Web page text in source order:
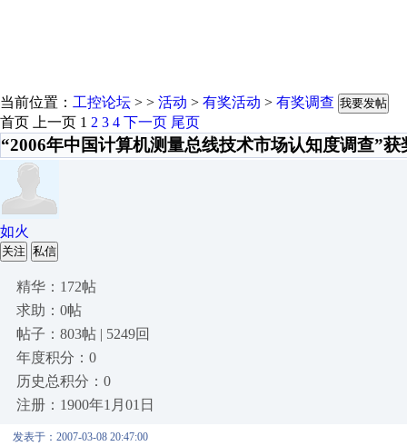
当前位置： 工控论坛 > > 活动 > 有奖活动 > 有奖调查 我要发帖
首页 上一页 1 2 3 4 下一页 尾页
“2006年中国计算机测量总线技术市场认知度调查”获
如火
关注 私信
精华：172帖
求助：0帖
帖子：803帖 | 5249回
年度积分：0
历史总积分：0
注册：1900年1月01日
发表于：2007-03-08 20:47:00